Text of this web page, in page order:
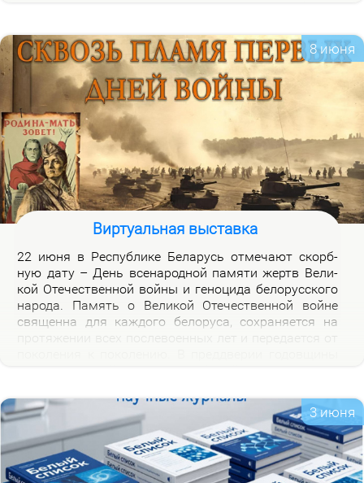
2026 го­дов и пуб­ли­ка­ций о нем и его ра­бо­тах. Спра­
воч­ник пред­на­зна­чен для на­уч­ных ра­бот­ни­ков, пре­
по­да­ва­те­лей, ас­пи­ран­тов, сту­ден­тов, всех тех, кто
ин­те­ре­су­ет­ся тео­ри­ей клас­сов ко­неч­ных групп и ме­
то­ди­кой пре­по­да­ва­ния ма­те­ма­ти­ки в шко­ле и ву­зе,
а так­же жиз­нью и де­я­тель­но­стью Ни­ко­лая Ти­мо­фе­
е­ви­ча Во­ро­бье­ва.
8 июня
Виртуальная выставка
22 июня в Рес­пуб­ли­ке Бе­ла­русь от­ме­ча­ют скорб­
ную да­ту – День все­на­род­ной па­мя­ти жертв Ве­ли­
кой Оте­че­ствен­ной вой­ны и ге­но­ци­да бе­ло­рус­ско­го
на­ро­да. Па­мять о Ве­ли­кой Оте­че­ствен­ной войне
свя­щен­на для каж­до­го бе­ло­ру­са, со­хра­ня­ет­ся на
пер­вых дней вой­ны», ко­то­рая по­свя­ща­ет­ся тра­ги­че­
ским и ге­ро­и­че­ским стра­ни­цам ис­то­рии борь­бы с
немец­ко-фа­шист­ски­ми за­хват­чи­ка­ми в на­чаль­ный
пе­ри­од вой­ны.
3 июня